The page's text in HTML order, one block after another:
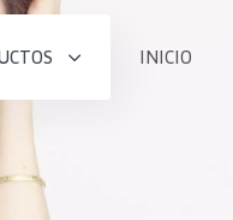
INICIO